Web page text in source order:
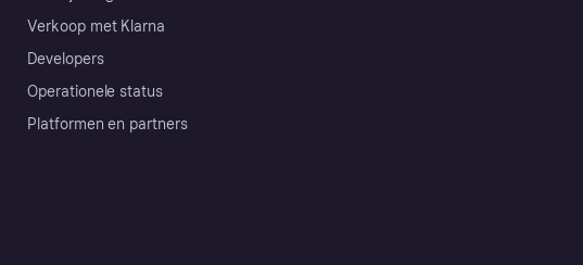
Verkoop met Klarna
Developers
Operationele status
Platformen en partners